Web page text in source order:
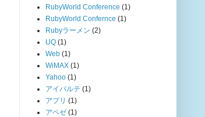
RubyWorld Conference (1)
RubyWorld Confernce (1)
Rubyラーメン (2)
UQ (1)
Web (1)
WiMAX (1)
Yahoo (1)
アイパルテ (1)
アプリ (1)
アペゼ (1)